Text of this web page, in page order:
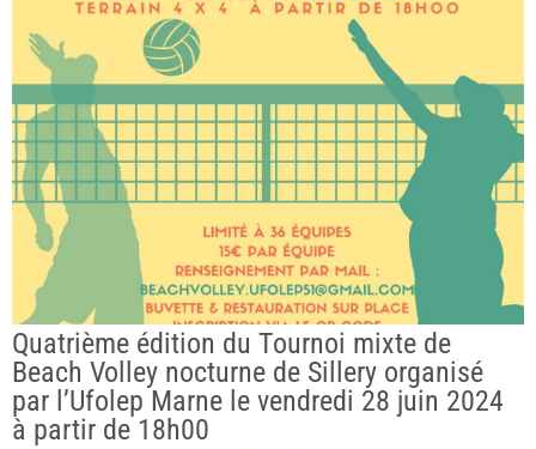
Quatrième édition du Tournoi mixte de
Beach Volley nocturne de Sillery organisé
par l’Ufolep Marne le vendredi 28 juin 2024
à partir de 18h00